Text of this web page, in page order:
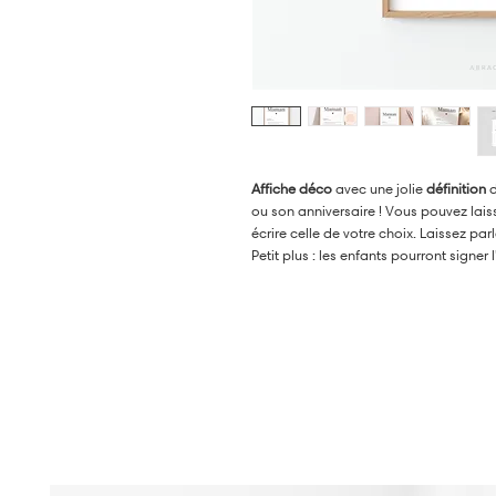
Affiche déco avec une jolie définition
ou son anniversaire ! Vous pouvez
écrire celle de votre choix. Laissez
Petit plus : les enfants pourront